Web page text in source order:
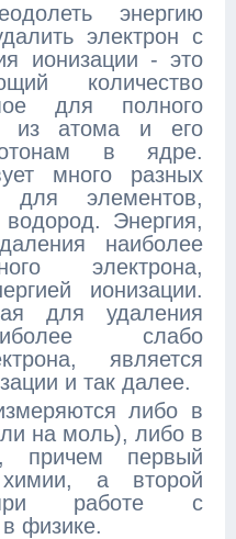
энергию
электрон с
ионизации - это
количество
для полного
из атома и его
в ядре.
много разных
для элементов,
Энергия,
наиболее
электрона,
ионизации.
для удаления
слабо
является
и так далее.
либо в
на моль), либо в
причем первый
а второй
при работе с
физике.